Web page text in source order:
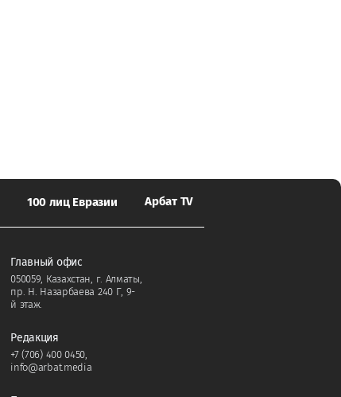
100 лиц Евразии Арбат TV
Главный офис
050059, Казахстан, г. Алматы,
пр. Н. Назарбаева 240 Г, 9-
й этаж.
Редакция
+7 (706) 400 0450
info@arbat.media